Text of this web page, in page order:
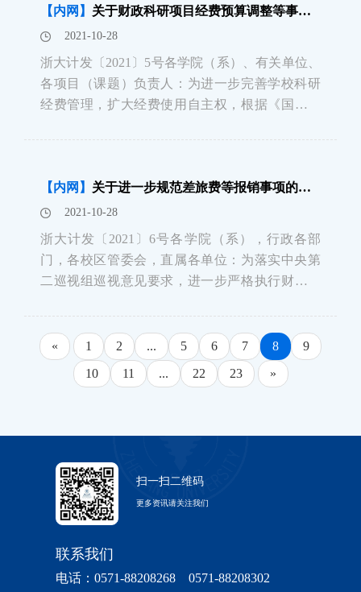
【内网】 关于财政科研项目经费预算调整等事项的通知
2021-10-28
浙大计发〔2021〕5号各学院（系）、有关单位、
各项目（课题）负责人：为进一步完善学校科研
经费管理，扩大经费使用自主权，根据《国务院
整等事项通知如下：一、扩大预算调剂权
【内网】 关于进一步规范差旅费等报销事项的通知
2021-10-28
浙大计发〔2021〕6号各学院（系），行政各部
门，各校区管委会，直属各单位：为落实中央第
二巡视组巡视意见要求，进一步严格执行财经制
下：一、加强差旅费管理1.严格按规定标准执行。
报销国内外差旅费及外宾接待费用，应严格按
« 1 2 ... 5 6 7 8
9
10
11 ... 22 23 »
扫一扫二维码
更多资讯请关注我们
联系我们
电话：0571-88208268 0571-88208302